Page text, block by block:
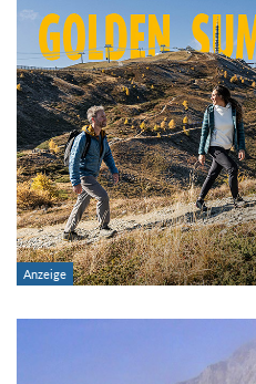
Region:
Gebirge:
Art der Tour: